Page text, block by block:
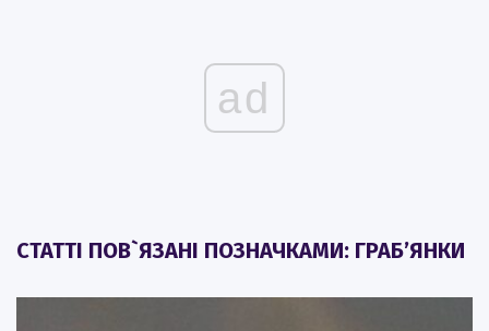
ad
СТАТТІ ПОВ`ЯЗАНІ ПОЗНАЧКАМИ: ГРАБ’ЯНКИ